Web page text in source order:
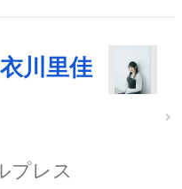
川里佳
プレス